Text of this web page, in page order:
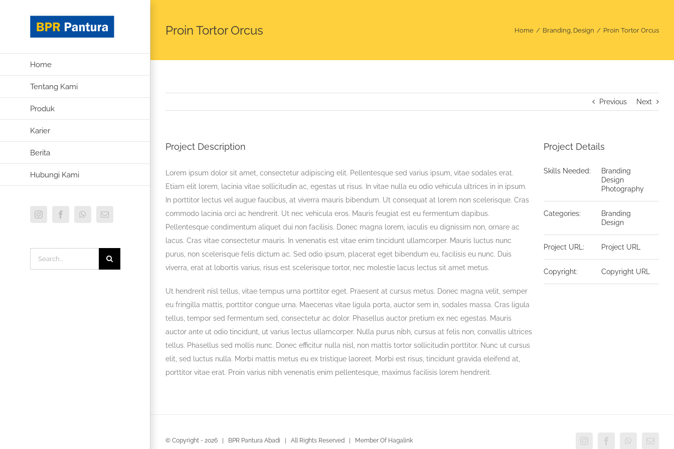
Home
Tentang Kami
Produk
Karier
Berita
Hubungi Kami
InstagramFacebookWhatsAppEmail
for:
Proin Tortor Orcus Home Branding Design Proin Tortor Orcus
Previous Next
Project Description
Lorem ipsum dolor sit amet, consectetur adipiscing elit. Pellentesque sed varius ipsum, vitae sodales erat.
Etiam elit lorem, lacinia vitae sollicitudin ac, egestas ut risus. In vitae nulla eu odio vehicula ultrices in in ipsum.
In porttitor lectus vel augue faucibus, at viverra mauris bibendum. Ut consequat at lorem non scelerisque. Cras
commodo lacinia orci ac hendrerit. Ut nec vehicula eros. Mauris feugiat est eu fermentum dapibus.
Pellentesque condimentum aliquet dui non facilisis. Donec magna lorem, iaculis eu dignissim non, ornare ac
lacus. Cras vitae consectetur mauris. In venenatis est vitae enim tincidunt ullamcorper. Mauris luctus nunc
purus, non scelerisque felis dictum ac. Sed odio ipsum, placerat eget bibendum eu, facilisis eu nunc. Duis
viverra, erat at lobortis varius, risus est scelerisque tortor, nec molestie lacus lectus sit amet metus.
Ut hendrerit nisl tellus, vitae tempus urna porttitor eget. Praesent at cursus metus. Donec magna velit, semper
eu fringilla mattis, porttitor congue urna. Maecenas vitae ligula porta, auctor sem in, sodales massa. Cras ligula
tellus, tempor sed fermentum sed, consectetur ac dolor. Phasellus auctor pretium ex nec egestas. Mauris
auctor ante ut odio tincidunt, ut varius lectus ullamcorper. Nulla purus nibh, cursus at felis non, convallis ultrices
tellus. Phasellus sed mollis nunc. Donec efficitur nulla nisl, non mattis tortor sollicitudin porttitor. Nunc ut cursus
elit, sed luctus nulla. Morbi mattis metus eu ex tristique laoreet. Morbi est risus, tincidunt gravida eleifend at,
porttitor vitae erat. Proin varius nibh venenatis enim pellentesque, maximus facilisis lorem hendrerit.
Project Details
Skills Needed:
Branding
Design
Photography
Categories:
Branding
Design
Project URL: Project URL
Copyright: Copyright URL
© Copyright - 2026 | BPR Pantura Abadi | All Rights Reserved | Member Of Hagalink InstagramFacebookWhatsAppEmail